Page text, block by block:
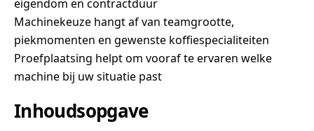
eigendom en contract­duur
Machinekeuze hangt af van teamgrootte,
piekmomenten en gewenste koffiespecialiteiten
Proefplaatsing helpt om vooraf te ervaren welke
machine bij uw situatie past
Inhoudsopgave